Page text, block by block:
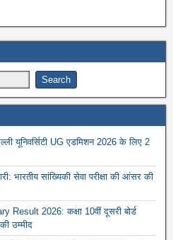
यूनिवर्सिटी UG एडमिशन 2026 के लिए 2
भारतीय सांख्यिकी सेवा परीक्षा की आंसर की
2026: कक्षा 10वीं दूसरी बोर्ड
उम्मीद